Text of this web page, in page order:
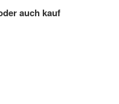
auch kauf